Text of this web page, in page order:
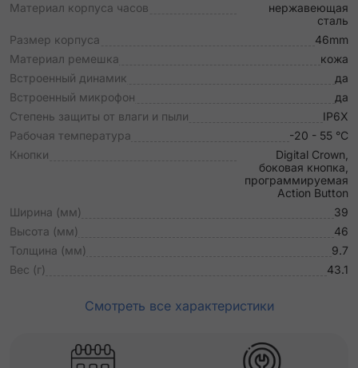
Материал корпуса часов
нержавеющая
сталь
Размер корпуса
46mm
Материал ремешка
кожа
Встроенный динамик
да
Встроенный микрофон
да
Степень защиты от влаги и пыли
IP6X
Рабочая температура
-20 - 55 °C
Кнопки
Digital Crown,
боковая кнопка,
программируемая
Action Button
Ширина (мм)
39
Высота (мм)
46
Толщина (мм)
9.7
Вес (г)
43.1
Смотреть все характеристики